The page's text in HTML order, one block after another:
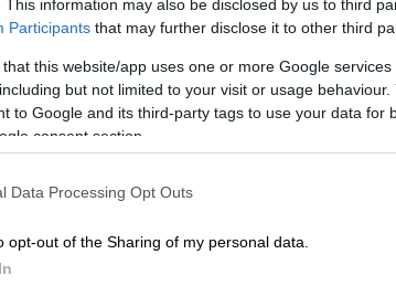
This information may also be disclosed by us to third
Participants that may further disclose it to other third
that this website/app uses one or more Google
but not limited to your visit or usage
to Google and its third-party tags to use your data for
consent section.
Data Processing Opt Outs
opt-out of the Sharing of my personal data.
Βόρειας Αφρικής στο Πολιτικό
εργαζόταν στο τμήμα δημόσιας
τη ζωή, το ζευγάρι είχε
Διπλωματών στο Εβραϊκό
Λάιτερ, αποκάλυψε ότι ο Λισίνσκι
προηγούμενες ημέρες «με σκοπό να
στην Ιερουσαλήμ».